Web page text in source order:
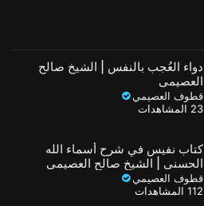
دواء العُجب بالنفس | الشيخ صالح
العصيمي
قطوف العصيمي
23 المشاهدات
كتاب نفيس في شرح أسماء الله
الحسنى | الشيخ صالح العصيمي
قطوف العصيمي
112 المشاهدات